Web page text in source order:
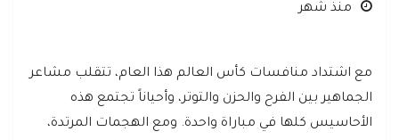
منذ شهر
مع اشتداد منافسات كأس العالم هذا العام، تتقلب مشاعر
الجماهير بين الفرح والحزن والتوتر، وأحياناً تجتمع هذه
الأحاسيس كلها في مباراة واحدة. ومع الهجمات المرتدة،